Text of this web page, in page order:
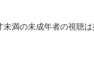
未満の未成年者の視聴は